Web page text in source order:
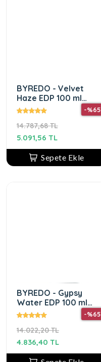
BYREDO - Velvet
Haze EDP 100 ml
Unisex Parfüm
14.787,68 TL
-%65
5.091,56 TL
Sepete Ekle
BYREDO - Gypsy
Water EDP 100 ml
Unisex Parfüm
14.022,20 TL
-%65
4.836,40 TL